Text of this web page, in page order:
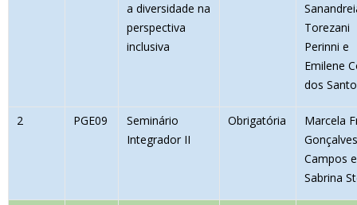
a diversidade na
perspectiva
inclusiva
Torezani
Perinni e
Emilene
dos
2 PGE09
Seminário
Integrador II
Obrigatória
Marcela
Gonçalves
Campos e
Sabrina